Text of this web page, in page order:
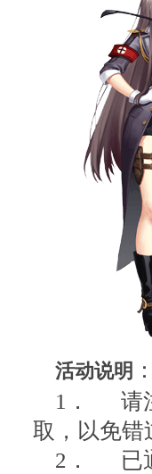
活动说明
1． 请
取，以免错
2． 已通